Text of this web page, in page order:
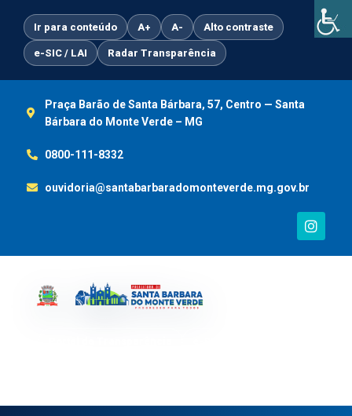
conteúdo
Ir para conteúdo A+ A- Alto contraste
e-SIC / LAI Radar Transparência
Praça Barão de Santa Bárbara, 57, Centro — Santa
Bárbara do Monte Verde – MG
0800-111-8332
ouvidoria@santabarbaradomonteverde.mg.gov.br
I
n
t